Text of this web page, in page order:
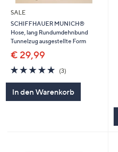
SALE
SCHIFFHAUER MUNICH®
Hose, lang Rundumdehnbund
Tunnelzug ausgestellte Form
€ 29,99
5.0
von
5
(3)
In den Warenkorb